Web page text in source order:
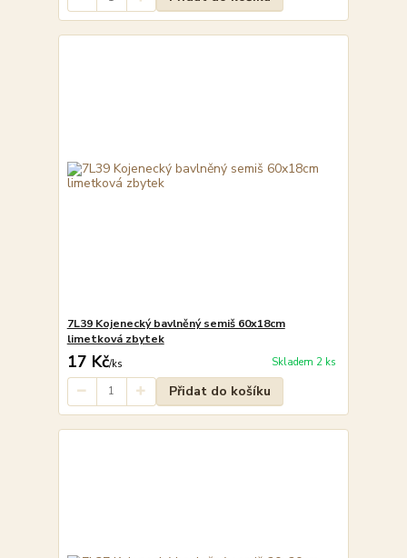
7L39 Kojenecký bavlněný semiš 60x18cm
limetková zbytek
17 Kč/ks Skladem 2 ks
Přidat do košíku